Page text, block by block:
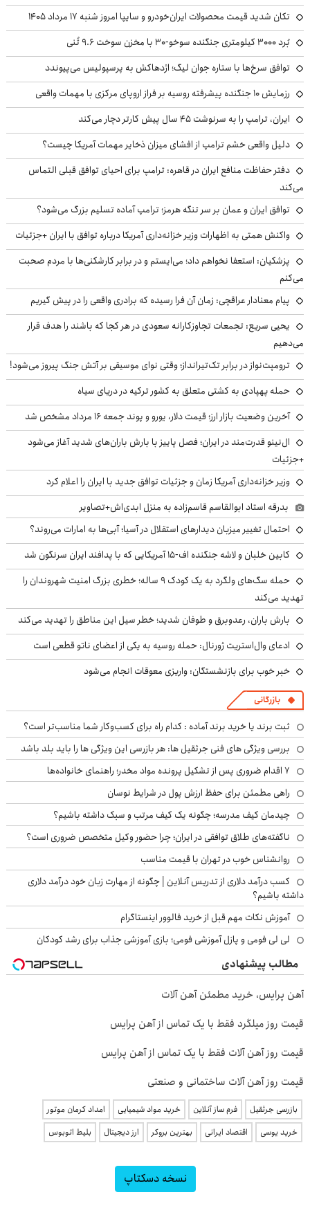
تکان شدید قیمت محصولات ایران‌خودرو و سایپا امروز شنبه ۱۷ مرداد ۱۴۰۵
بُرد ۳۰۰۰ کیلومتری جنگنده سوخو-۳۰ با مخزن سوخت ۹.۶ تُنی
توافق سرخ‌ها با ستاره جوان لیگ؛ اژدهاکش به پرسپولیس می‌پیوندد
رزمایش ۱۰ جنگنده پیشرفته روسیه بر فراز اروپای مرکزی با مهمات واقعی
ایران، ترامپ را به سرنوشت ۴۵ سال پیش کارتر دچار می‌کند
دلیل واقعی خشم ترامپ از افشای میزان ذخایر مهمات آمریکا چیست؟
دفتر حفاظت منافع ایران در قاهره: ترامپ برای احیای توافق قبلی التماس
می‌کند
توافق ایران و عمان بر سر تنگه هرمز؛ ترامپ آماده تسلیم بزرگ می‌شود؟
واکنش همتی به اظهارات وزیر خزانه‌داری آمریکا درباره توافق با ایران +جزئیات
پزشکیان: استعفا نخواهم داد؛ می‌ایستم و در برابر کارشکنی‌ها با مردم صحبت
می‌کنم
پیام معنادار عراقچی: زمان آن فرا رسیده که برادری واقعی را در پیش گیریم
یحیی سریع: تجمعات تجاوزکارانه سعودی در هر کجا که باشند را هدف قرار
می‌دهیم
ترومپت‌نواز در برابر تک‌تیرانداز؛ وقتی نوای موسیقی بر آتش جنگ پیروز می‌شود!
حمله پهپادی به کشتی متعلق به کشور ترکیه در دریای سیاه
آخرین وضعیت بازار ارز؛ قیمت دلار، یورو و پوند جمعه ۱۶ مرداد مشخص شد
ال‌نینو قدرت‌مند در ایران؛ فصل پاییز با بارش باران‌های شدید آغاز می‌شود
+جزئیات
وزیر خزانه‌داری آمریکا زمان و جزئیات توافق جدید با ایران را اعلام کرد
بدرقه استاد ابوالقاسم قاسم‌زاده به منزل ابدی‌اش+تصاویر
احتمال تغییر میزبان دیدارهای استقلال در آسیا؛ آبی‌ها به امارات می‌روند؟
کابین خلبان و لاشه جنگنده اف-۱۵ آمریکایی که با پدافند ایران سرنگون شد
حمله سگ‌های ولگرد به یک کودک ۹ ساله؛ خطری بزرگ امنیت شهروندان را
تهدید می‌کند
بارش باران، رعدوبرق و طوفان شدید؛ خطر سیل این مناطق را تهدید می‌کند
ادعای وال‌استریت ژورنال: حمله روسیه به یکی از اعضای ناتو قطعی است
خبر خوب برای بازنشستگان: واریزی معوقات انجام می‌شود
بازرگانی
ثبت برند یا خرید برند آماده : کدام راه برای کسب‌وکار شما مناسب‌تر است؟
بررسی ویژگی های فنی جرثقیل ها: هر بازرسی این ویژگی ها را باید بلد باشد
۷ اقدام ضروری پس از تشکیل پرونده مواد مخدر؛ راهنمای خانواده‌ها
راهی مطمئن برای حفظ ارزش پول در شرایط نوسان
چیدمان کیف مدرسه؛ چگونه یک کیف مرتب و سبک داشته باشیم؟
ناگفته‌های طلاق توافقی در ایران؛ چرا حضور وکیل متخصص ضروری است؟
روانشناس خوب در تهران با قیمت مناسب
کسب درآمد دلاری از تدریس آنلاین | چگونه از مهارت زبان خود درآمد دلاری
داشته باشیم؟
آموزش نکات مهم قبل از خرید فالوور اینستاگرام
لی لی فومی و پازل آموزشی فومی؛ بازی آموزشی جذاب برای رشد کودکان
مطالب پیشنهادی
آهن پرایس، خرید مطمئن آهن آلات
قیمت روز میلگرد فقط با یک تماس از آهن پرایس
قیمت روز آهن آلات فقط با یک تماس از آهن پرایس
قیمت روز آهن آلات ساختمانی و صنعتی
بازرسی جرثقیل فرم ساز آنلاین خرید مواد شیمیایی
امداد کرمان موتور
خرید یوسی
اقتصاد ایرانی بهترین بروکر ارز دیجیتال بلیط اتوبوس
نسخه دسکتاپ